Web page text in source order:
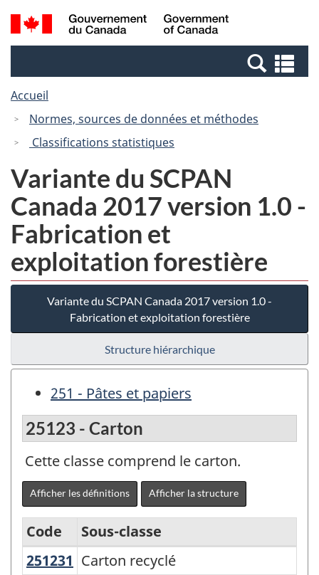
Passer
au
Passer
à
Canada
Recherche
et
et
Accueil
Normes, sources de données et méthodes
Classifications statistiques
Variante du SCPAN
Canada 2017 version 1.0 -
Fabrication et
exploitation forestière
Variante du SCPAN Canada 2017 version 1.0 -
Fabrication et exploitation forestière
Structure hiérarchique
251 - Pâtes et papiers
25123 - Carton
Cette classe comprend le carton.
Afficher les définitions Afficher la structure
Variante
Code
Sous-classe
251231 Carton recyclé
Carton recyclé